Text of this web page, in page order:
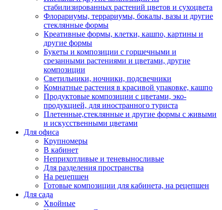
стабилизированных растений цветов и сухоцвета
Флорариумы, террариумы, бокалы, вазы и другие
стеклянные формы
Креативные формы, клетки, кашпо, картины и
другие формы
Букеты и композиции с горшечными и
срезанными растениями и цветами, другие
композиции
Светильники, ночники, подсвечники
Комнатные растения в красивой упаковке, кашпо
Продуктовые композиции с цветами, эко-
продукцией, для иностранного туриста
Плетенные,стеклянные и другие формы с живыми
и искусственными цветами
Для офиса
Крупномеры
В кабинет
Неприхотливые и теневыносливые
Для разделения пространства
На рецепшен
Готовые композиции для кабинета, на рецепшен
Для сада
Хвойные